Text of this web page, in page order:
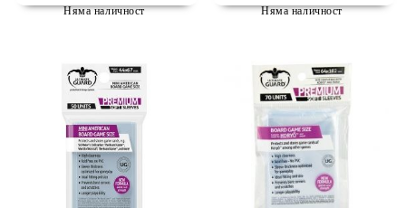
Няма наличност Няма наличност